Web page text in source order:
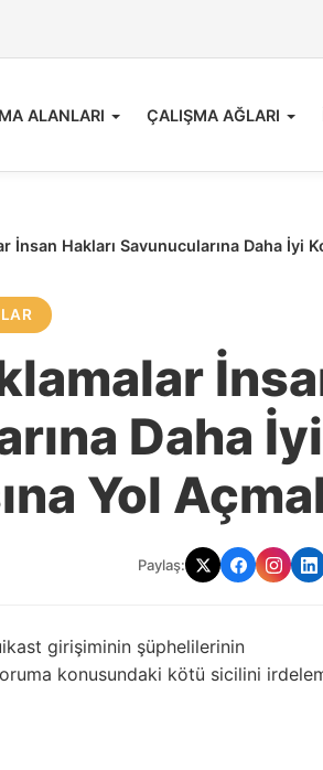
ALANLARI ÇALIŞMA AĞLARI
Hakları Savunucularına Daha İyi
Daha İyi
Yol
Paylaş:
girişiminin şüphelilerinin
konusundaki kötü sicilini